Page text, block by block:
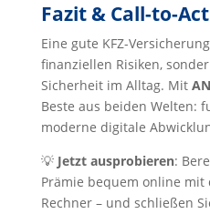
Fazit & Call-to-
Eine gute KFZ-
finanziellen Risiken,
Sicherheit im Alltag. Mit
Beste aus beiden Welten:
moderne digitale
💡 Jetzt ausprobieren:
Prämie bequem online mit
Rechner – und schließen